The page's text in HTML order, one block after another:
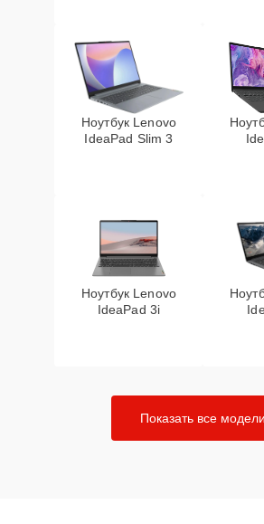
Ноутбук Lenovo
IdeaPad Slim 3
Ноутбук Lenovo
IdeaPad 3i
Показать все модели